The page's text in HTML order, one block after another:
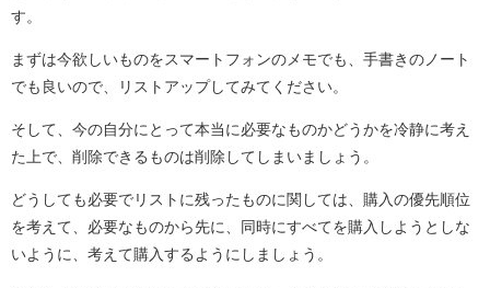
す。
まずは今欲しいものをスマートフォンのメモでも、手書きのノート
でも良いので、リストアップしてみてください。
そして、今の自分にとって本当に必要なものかどうかを冷静に考え
た上で、削除できるものは削除してしまいましょう。
どうしても必要でリストに残ったものに関しては、購入の優先順位
を考えて、必要なものから先に、同時にすべてを購入しようとしな
いように、考えて購入するようにしましょう。